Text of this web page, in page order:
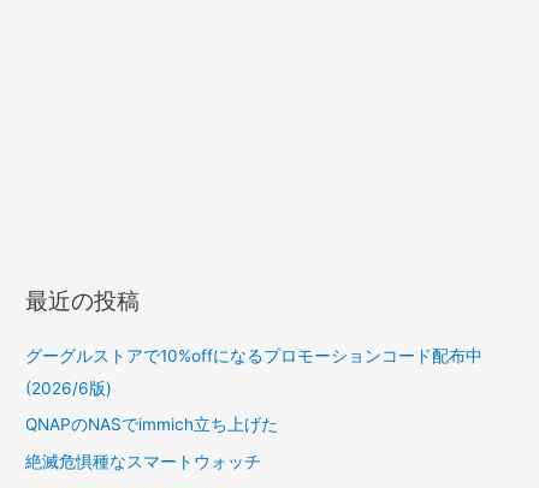
最近の投稿
グーグルストアで10%offになるプロモーションコード配布中
(2026/6版)
QNAPのNASでimmich立ち上げた
絶滅危惧種なスマートウォッチ